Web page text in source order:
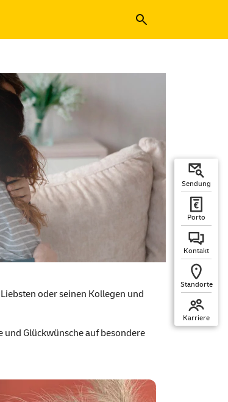
Sendung
Porto
Kontakt
Standorte
Karriere
oder seinen Kollegen und
und Glückwünsche auf besondere